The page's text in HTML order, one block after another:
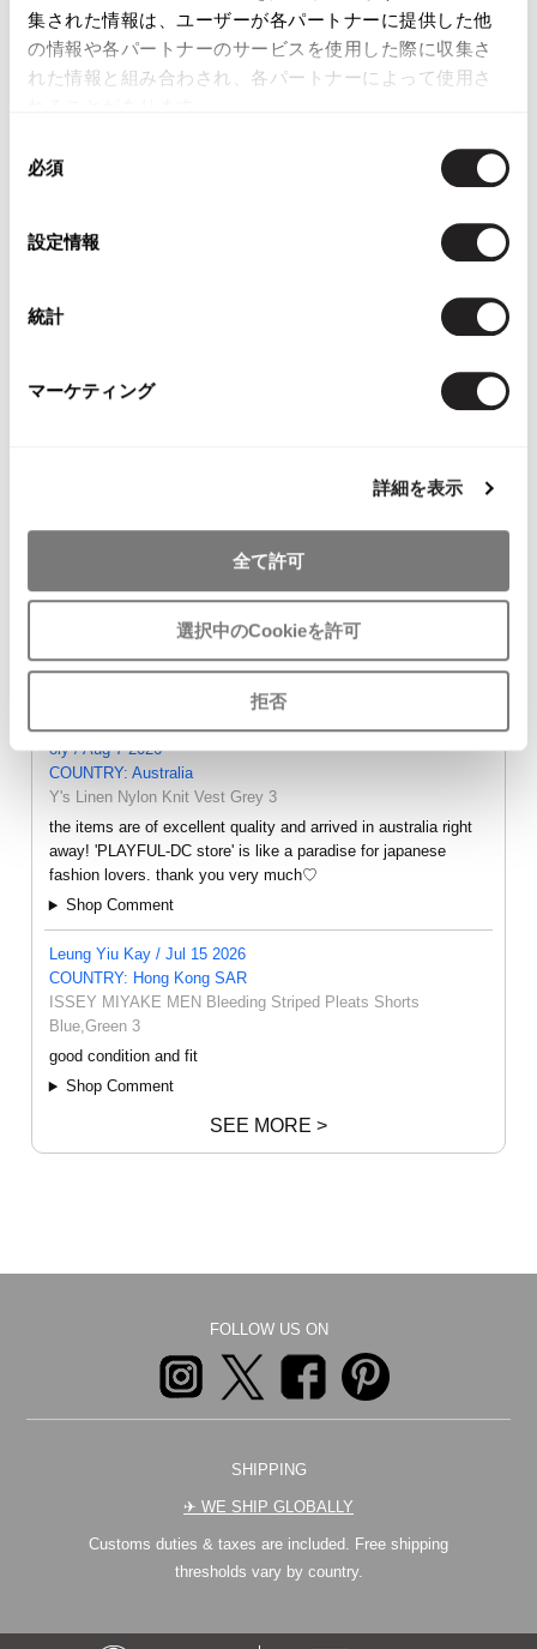
集された情報は、ユーザーが各パートナーに提供した他
の情報や各パートナーのサービスを使用した際に収集さ
れた情報と組み合わされ、各パートナーによって使用さ
必須
設定情報
統計
マーケティング
詳細を表示
全て許可
選択中のCookieを許可
拒否
COMME des GARCONS
Black XS
Sold
COMME des GARCONS
T Shirt White SS
Cardigan
$‌115.00
- FEEDBACK -
oly / Aug 7 2026
COUNTRY: Australia
Y's Linen Nylon Knit Vest Grey 3
the items are of excellent quality and arrived in australia right
away! 'PLAYFUL-DC store' is like a paradise for japanese
fashion lovers. thank you very much♡
Shop Comment
Leung Yiu Kay / Jul 15 2026
COUNTRY: Hong Kong SAR
ISSEY MIYAKE MEN Bleeding Striped Pleats Shorts
Blue,Green 3
good condition and fit
Shop Comment
SEE MORE >
FOLLOW US ON
SHIPPING
✈︎ WE SHIP GLOBALLY
Customs duties & taxes are included. Free shipping
thresholds vary by country.